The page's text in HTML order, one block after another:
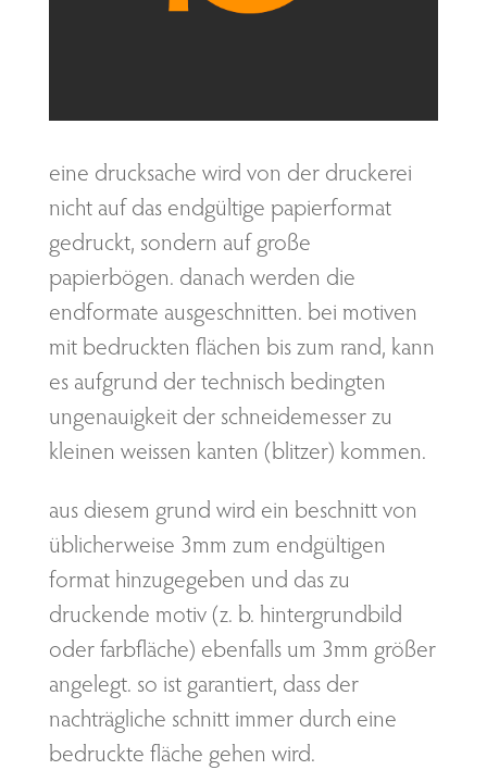
eine drucksache wird von der druckerei
nicht auf das endgültige papierformat
gedruckt, sondern auf große
papierbögen. danach werden die
endformate ausgeschnitten. bei motiven
mit bedruckten flächen bis zum rand, kann
es aufgrund der technisch bedingten
ungenauigkeit der schneidemesser zu
kleinen weissen kanten (blitzer) kommen.
aus diesem grund wird ein beschnitt von
üblicherweise 3mm zum endgültigen
format hinzugegeben und das zu
druckende motiv (z. b. hintergrundbild
oder farbfläche) ebenfalls um 3mm größer
angelegt. so ist garantiert, dass der
nachträgliche schnitt immer durch eine
bedruckte fläche gehen wird.